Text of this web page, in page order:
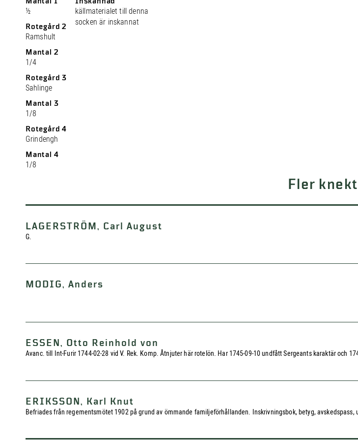
½
Rotegård 2
Ramshult
Mantal 2
1/4
Rotegård 3
Sahlinge
Mantal 3
1/8
Rotegård 4
Grindengh
Mantal 4
1/8
källmaterialet till denna
socken är inskannat
Fler
LAGERSTRÖM, Carl August
G.
MODIG, Anders
ESSEN, Otto Reinhold von
Avanc. till Int-Furir 1744-02-28 vid V. Rek. Komp. Åtnjuter här rotelön. Har 1745-09-10 undfått Sergeants karaktär och
ERIKSSON, Karl Knut
Befriades från regementsmötet 1902 på grund av ömmande familjeförhållanden. Inskrivningsbok, betyg,